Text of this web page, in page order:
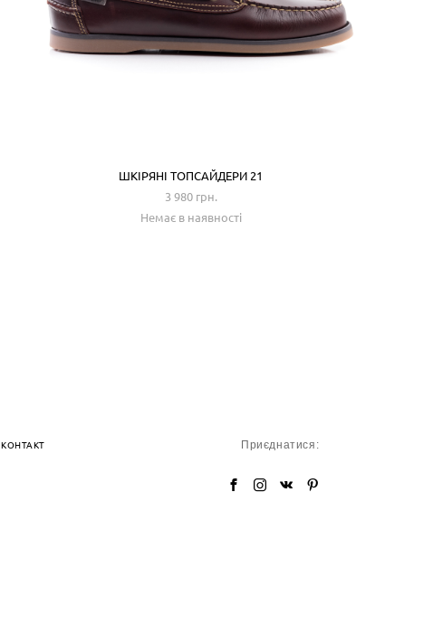
ШКІРЯНІ ТОПСАЙДЕРИ 21
3 980 грн.
Немає в наявності
КОНТАКТ Приєднатися: